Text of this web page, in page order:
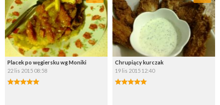
Placek po węgiersku wg Moniki
22 lis 2015 08:58
Wybierz listę:
Chrupiący kurczak
19 lis 2015 12:40
Wybierz listę: